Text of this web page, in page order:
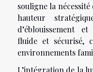
souligne la
hauteur
d’éblouissement
fluide et sécurisé,
environnements
L’intégration de la